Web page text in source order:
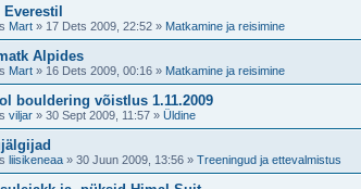
Mart » 17 Dets 2009, 22:52 » Matkamine ja reisimine
Alpides
Mart » 16 Dets 2009, 00:16 » Matkamine ja reisimine
bouldering võistlus 1.11.2009
viljar » 30 Sept 2009, 11:57 » Üldine
liisikeneaa » 30 Juun 2009, 13:56 » Treeningud ja ettevalmistus